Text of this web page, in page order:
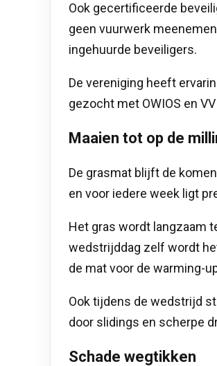
Ook gecertificeerde
geen vuurwerk
ingehuurde beveiligers.
De vereniging heeft
gezocht met OWIOS en
Maaien tot op de
De grasmat blijft de
en voor iedere week ligt
Het gras wordt langzaam
wedstrijddag zelf wordt
de mat voor de warming-
Ook tijdens de wedstrijd
door slidings en scherpe
Schade wegtikken